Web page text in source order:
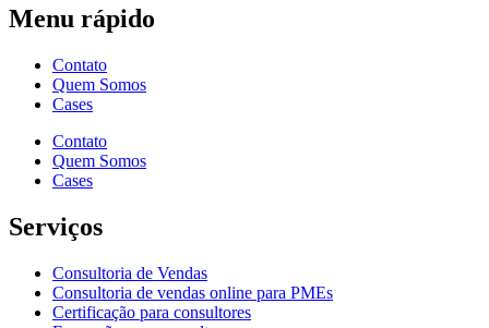
Menu rápido
Contato
Quem Somos
Cases
Contato
Quem Somos
Cases
Serviços
Consultoria de Vendas
Consultoria de vendas online para PMEs
Certificação para consultores